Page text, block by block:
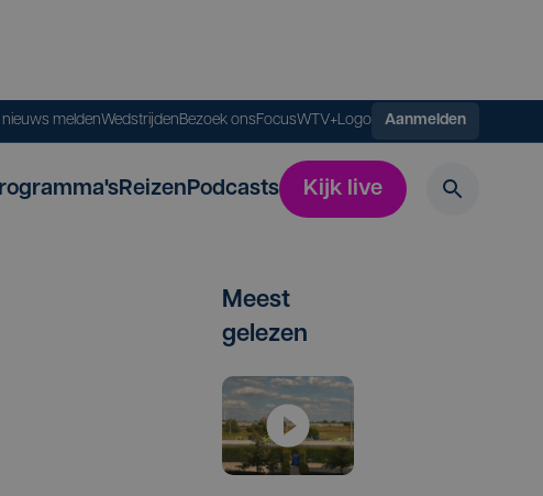
nieuws meldenWedstrijdenBezoek onsFocusWTV+Logo Aanmelden
ReizenPodcasts Kijk live
Meest
gelezen